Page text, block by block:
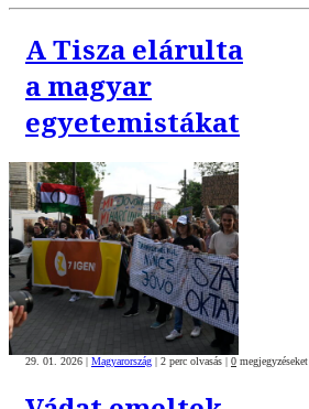
A Tisza elárulta
a magyar
egyetemistákat
29. 01. 2026 | Magyarország | 2 perc olvasás | 0 megjegyzéseket